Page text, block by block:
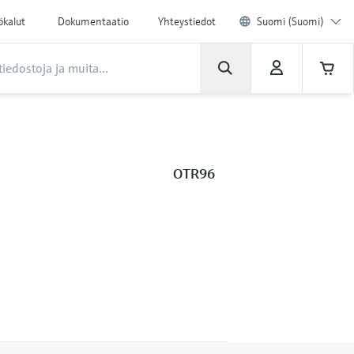
Dokumentaatio Yhteystiedot Suomi (Suomi)
OTR96